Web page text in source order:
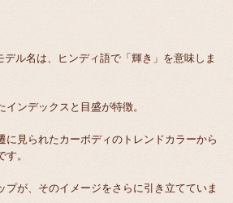
デル名は、ヒンディ語で「輝き」を意味しま
ンデックスと目盛が特徴。
に見られたカーボディのトレンドカラーから
。
プが、そのイメージをさらに引き立てていま